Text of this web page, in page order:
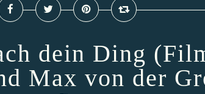
dein Ding
Max von der